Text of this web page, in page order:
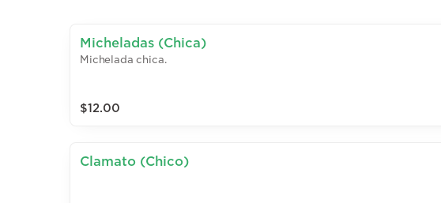
Micheladas (Chica)
Michelada chica.
$12.00
Clamato (Chico)